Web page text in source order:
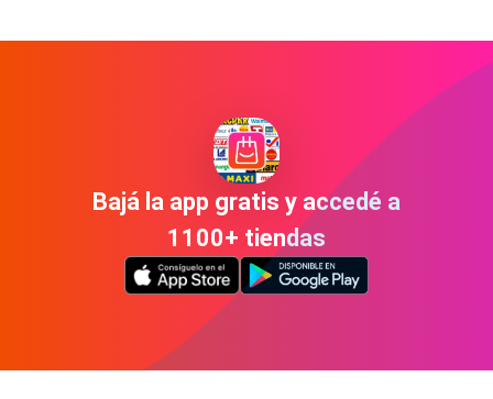
Bajá la app gratis y accedé a
1100+ tiendas